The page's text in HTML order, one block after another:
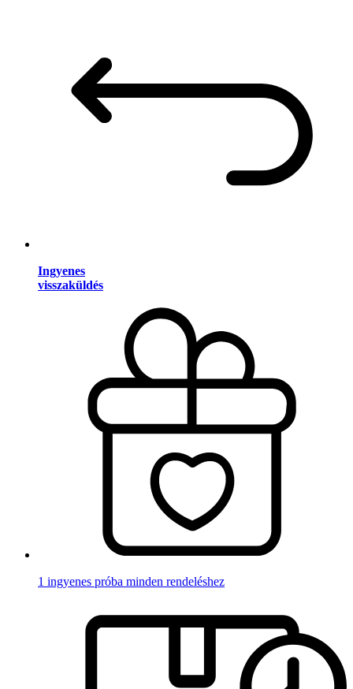
Ingyenes
visszaküldés
1 ingyenes próba minden rendeléshez